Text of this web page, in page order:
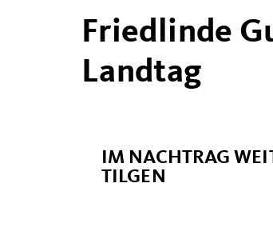
Friedlinde
Landtag
IM NACHTRAG
TILGEN